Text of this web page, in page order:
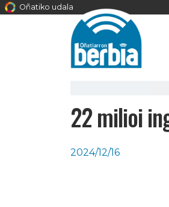
Oñatiko udala
22 milioi
2024/12/16